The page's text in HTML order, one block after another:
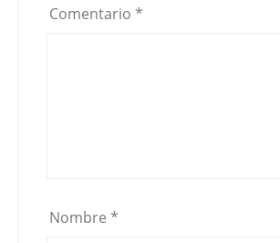
Comentario *
Nombre *